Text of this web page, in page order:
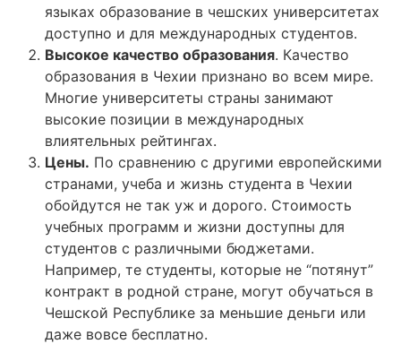
языках образование в чешских университетах
доступно и для международных студентов.
Высокое качество образования. Качество
образования в Чехии признано во всем мире.
Многие университеты страны занимают
высокие позиции в международных
влиятельных рейтингах.
Цены. По сравнению с другими европейскими
странами, учеба и жизнь студента в Чехии
обойдутся не так уж и дорого. Стоимость
учебных программ и жизни доступны для
студентов с различными бюджетами.
Например, те студенты, которые не “потянут”
контракт в родной стране, могут обучаться в
Чешской Республике за меньшие деньги или
даже вовсе бесплатно.